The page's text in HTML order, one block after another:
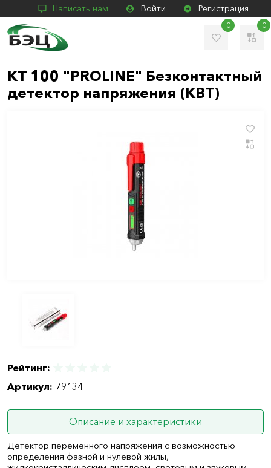
Написать нам Войти Регистрация
0 0
KT 100 "PROLINE" Безконтактный
детектор напряжения (КВТ)
Рейтинг:
Артикул: 79134
Описание и характеристики
Детектор переменного напряжения с возможностью
определения фазной и нулевой жилы,